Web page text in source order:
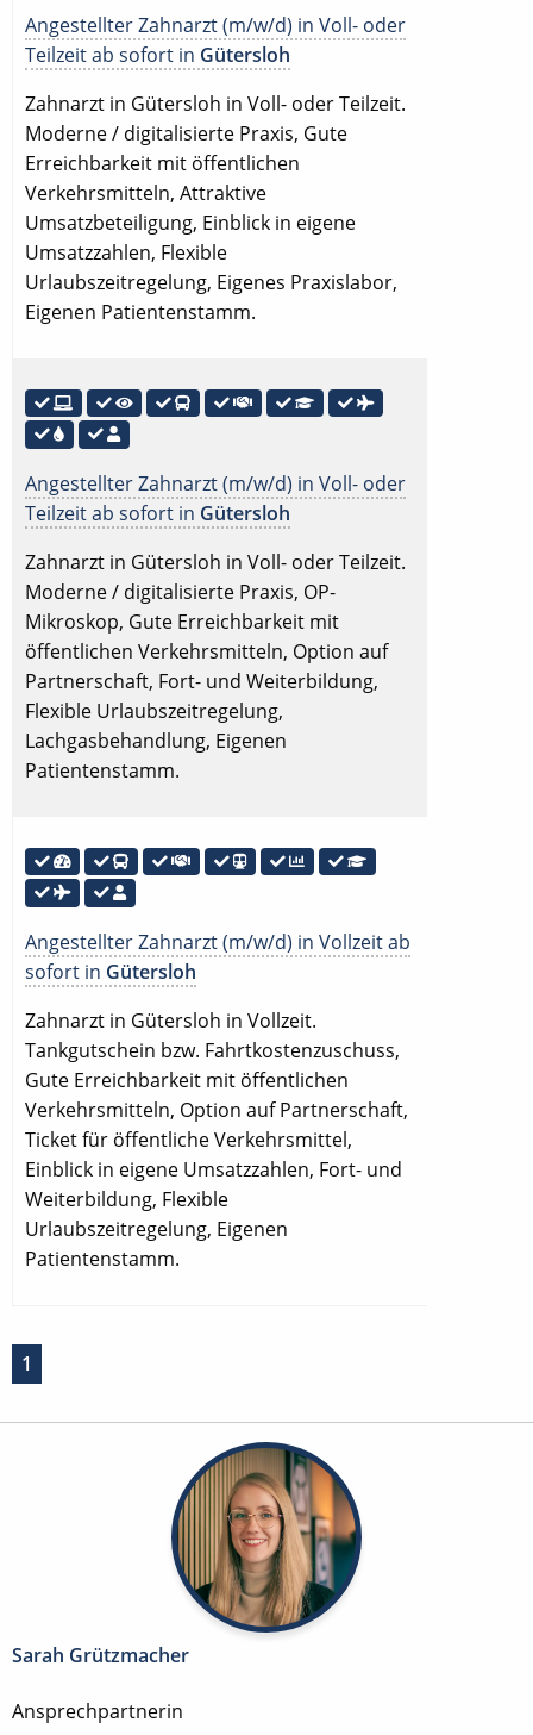
Angestellter Zahnarzt (m/w/d) in Voll- oder
Teilzeit ab sofort in Gütersloh
Zahnarzt in Gütersloh in Voll- oder Teilzeit.
Moderne / digitalisierte Praxis, Gute
Erreichbarkeit mit öffentlichen
Verkehrsmitteln, Attraktive
Umsatzbeteiligung, Einblick in eigene
Umsatzzahlen, Flexible
Urlaubszeitregelung, Eigenes Praxislabor,
Eigenen Patientenstamm.
Angestellter Zahnarzt (m/w/d) in Voll- oder
Teilzeit ab sofort in Gütersloh
Zahnarzt in Gütersloh in Voll- oder Teilzeit.
Moderne / digitalisierte Praxis, OP-
Mikroskop, Gute Erreichbarkeit mit
öffentlichen Verkehrsmitteln, Option auf
Partnerschaft, Fort- und Weiterbildung,
Flexible Urlaubszeitregelung,
Lachgasbehandlung, Eigenen
Patientenstamm.
Angestellter Zahnarzt (m/w/d) in Vollzeit ab
sofort in Gütersloh
Zahnarzt in Gütersloh in Vollzeit.
Tankgutschein bzw. Fahrtkostenzuschuss,
Gute Erreichbarkeit mit öffentlichen
Verkehrsmitteln, Option auf Partnerschaft,
Ticket für öffentliche Verkehrsmittel,
Einblick in eigene Umsatzzahlen, Fort- und
Weiterbildung, Flexible
Urlaubszeitregelung, Eigenen
Patientenstamm.
1
Sarah Grützmacher
Ansprechpartnerin